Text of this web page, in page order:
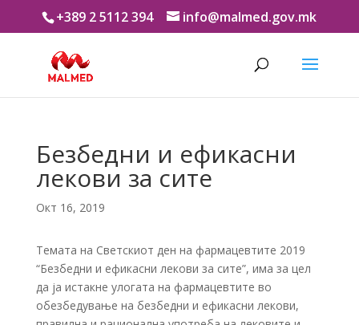
+389 2 5112 394 info@malmed.gov.mk
Безбедни и ефикасни
лекови за сите
Окт 16, 2019
Темата на Светскиот ден на фармацевтите 2019
“Безбедни и ефикасни лекови за сите”, има за цел
да ја истакне улогата на фармацевтите во
обезбедување на безбедни и ефикасни лекови,